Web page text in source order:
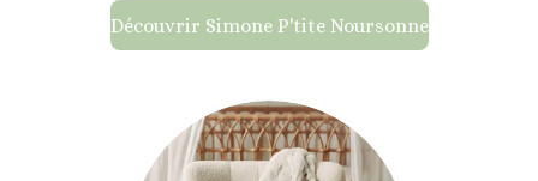
Découvrir Simone P'tite Noursonne